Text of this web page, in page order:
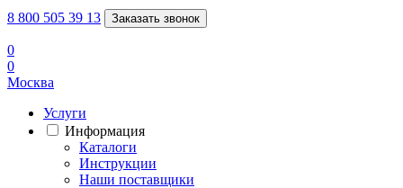
8 800 505 39 13 Заказать звонок
0
0
Москва
Услуги
Информация
Каталоги
Инструкции
Наши поставщики